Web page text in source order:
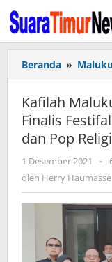
Lewati
ke
konten
Beranda »
Kafilah
Finalis
dan Pop
1 Desember 2021 -
oleh Herry Haumasse